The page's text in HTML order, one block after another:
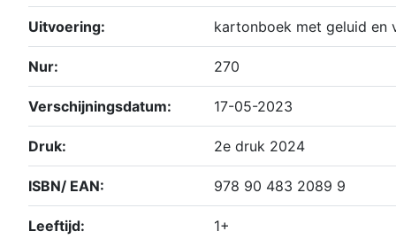
Uitvoering: kartonboek met geluid en
Nur: 270
Verschijningsdatum: 17-05-2023
Druk: 2e druk 2024
ISBN/ EAN: 978 90 483 2089 9
Leeftijd: 1+